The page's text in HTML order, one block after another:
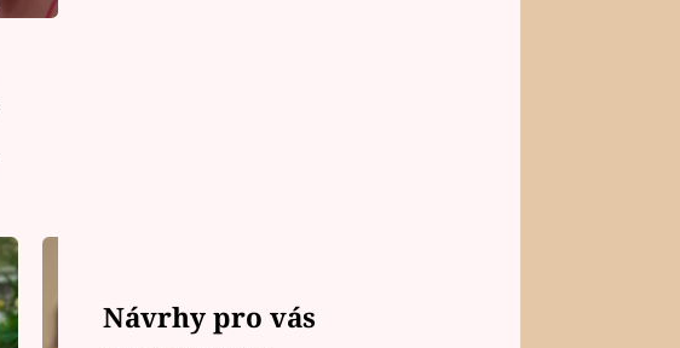
Návrhy pro vás